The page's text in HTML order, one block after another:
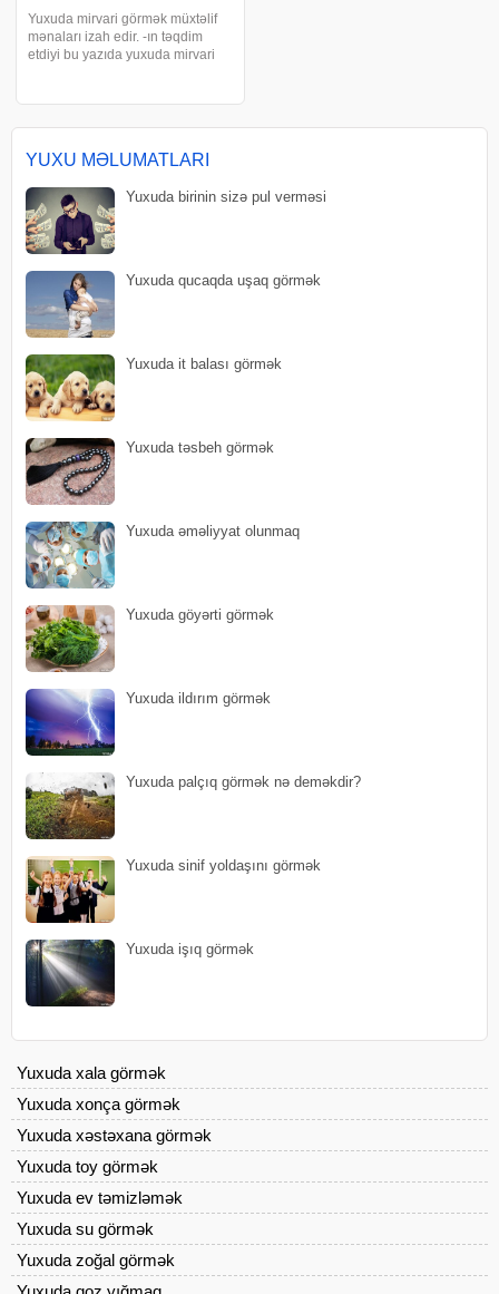
Yuxuda mirvari görmək müxtəlif
mənaları izah edir. -ın təqdim
etdiyi bu yazıda yuxuda mirvari
görmək nə deməkdir?. Yuxuda
mirvari görmək müsbət mənada
YUXU MƏLUMATLARI
Yuxuda birinin sizə pul verməsi
Yuxuda qucaqda uşaq görmək
Yuxuda it balası görmək
Yuxuda təsbeh görmək
Yuxuda əməliyyat olunmaq
Yuxuda göyərti görmək
Yuxuda ildırım görmək
Yuxuda palçıq görmək nə deməkdir?
Yuxuda sinif yoldaşını görmək
Yuxuda işıq görmək
Yuxuda xala görmək
Yuxuda xonça görmək
Yuxuda xəstəxana görmək
Yuxuda toy görmək
Yuxuda ev təmizləmək
Yuxuda su görmək
Yuxuda zoğal görmək